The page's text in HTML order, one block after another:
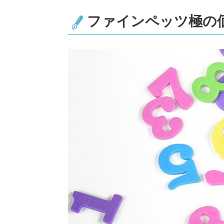
ファインペッツ極の